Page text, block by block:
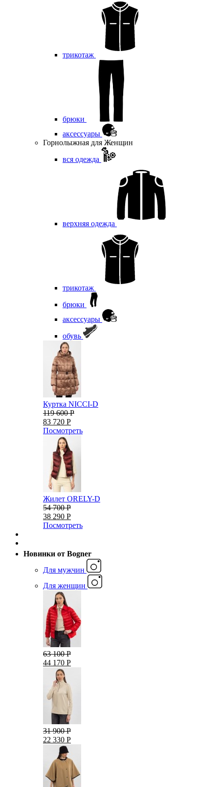
трикотаж
брюки
аксессуары
Горнолыжная для Женщин
вся одежда
верхняя одежда
трикотаж
брюки
аксессуары
обувь
Куртка NICCI-D
119 600 Р
83 720 Р
Посмотреть
Жилет ORELY-D
54 700 Р
38 290 Р
Посмотреть
Новинки от Bogner
Для мужчин
Для женщин
63 100 Р
44 170 Р
31 900 Р
22 330 Р